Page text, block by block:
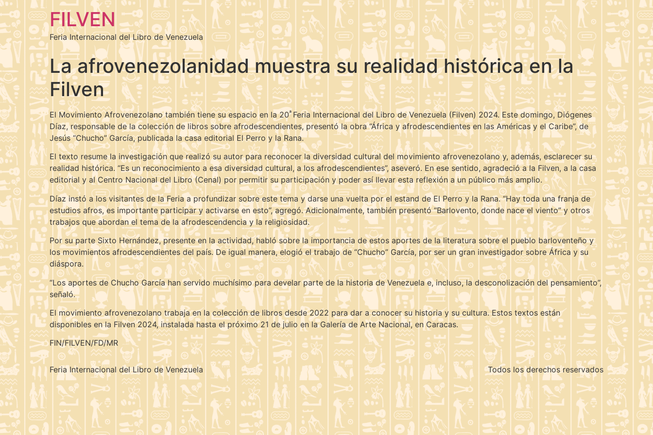
FILVEN
Feria Internacional del Libro de Venezuela
La afrovenezolanidad muestra su realidad histórica en la
Filven
El Movimiento Afrovenezolano también tiene su espacio en la 20ª Feria Internacional del Libro de Venezuela (Filven) 2024. Este domingo, Diógenes
Díaz, responsable de la colección de libros sobre afrodescendientes, presentó la obra “África y afrodescendientes en las Américas y el Caribe”, de
Jesús “Chucho” García, publicada la casa editorial El Perro y la Rana.
El texto resume la investigación que realizó su autor para reconocer la diversidad cultural del movimiento afrovenezolano y, además, esclarecer su
realidad histórica. “Es un reconocimiento a esa diversidad cultural, a los afrodescendientes”, aseveró. En ese sentido, agradeció a la Filven, a la casa
editorial y al Centro Nacional del Libro (Cenal) por permitir su participación y poder así llevar esta reflexión a un público más amplio.
Díaz instó a los visitantes de la Feria a profundizar sobre este tema y darse una vuelta por el estand de El Perro y la Rana. “Hay toda una franja de
estudios afros, es importante participar y activarse en esto”, agregó. Adicionalmente, también presentó “Barlovento, donde nace el viento” y otros
trabajos que abordan el tema de la afrodescendencia y la religiosidad.
Por su parte Sixto Hernández, presente en la actividad, habló sobre la importancia de estos aportes de la literatura sobre el pueblo barloventeño y
los movimientos afrodescendientes del país. De igual manera, elogió el trabajo de “Chucho” García, por ser un gran investigador sobre África y su
diáspora.
“Los aportes de Chucho García han servido muchísimo para develar parte de la historia de Venezuela e, incluso, la desconolización del pensamiento”,
señaló.
El movimiento afrovenezolano trabaja en la colección de libros desde 2022 para dar a conocer su historia y su cultura. Estos textos están
disponibles en la Filven 2024, instalada hasta el próximo 21 de julio en la Galería de Arte Nacional, en Caracas.
FIN/FILVEN/FD/MR
Feria Internacional del Libro de Venezuela Todos los derechos reservados